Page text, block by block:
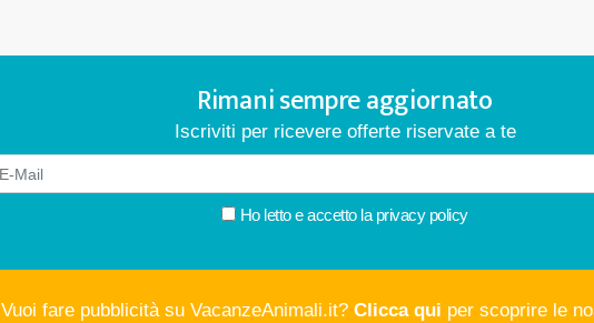
Rimani sempre aggiornato
Iscriviti per ricevere offerte riservate a te
Ho letto e accetto la privacy policy
Vuoi fare pubblicità su VacanzeAnimali.it? Clicca qui per scoprire le